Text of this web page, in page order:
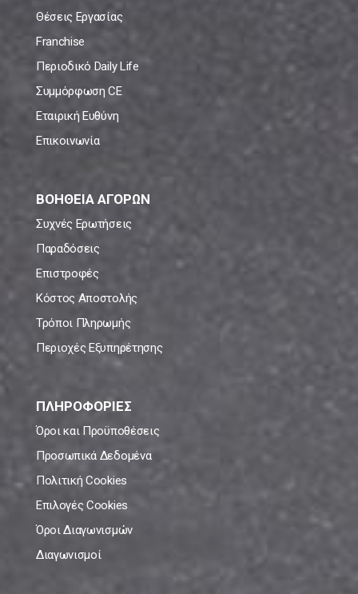
Θέσεις Εργασίας
Franchise
Περιοδικό Daily Life
Συμμόρφωση CE
Εταιρική Ευθύνη
Επικοινωνία
ΒΟΗΘΕΙΑ ΑΓΟΡΩΝ
Συχνές Ερωτήσεις
Παραδόσεις
Επιστροφές
Κόστος Αποστολής
Τρόποι Πληρωμής
Περιοχές Εξυπηρέτησης
ΠΛΗΡΟΦΟΡΙΕΣ
Όροι και Προϋποθέσεις
Προσωπικά Δεδομένα
Πολιτική Cookies
Επιλογές Cookies
Όροι Διαγωνισμών
Διαγωνισμοί